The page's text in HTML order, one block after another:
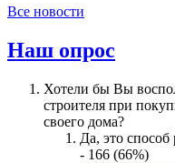
Все новости
Наш опрос
Хотели бы Вы
строителя при
своего дома?
Да, это
- 166 (66%)